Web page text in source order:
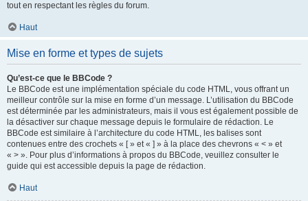
tout en respectant les règles du forum.
Haut
Mise en forme et types de sujets
Qu’est-ce que le BBCode ?
Le BBCode est une implémentation spéciale du code HTML, vous offrant un
meilleur contrôle sur la mise en forme d’un message. L’utilisation du BBCode
est déterminée par les administrateurs, mais il vous est également possible de
la désactiver sur chaque message depuis le formulaire de rédaction. Le
BBCode est similaire à l’architecture du code HTML, les balises sont
contenues entre des crochets « [ » et « ] » à la place des chevrons « < » et
« > ». Pour plus d’informations à propos du BBCode, veuillez consulter le
guide qui est accessible depuis la page de rédaction.
Haut